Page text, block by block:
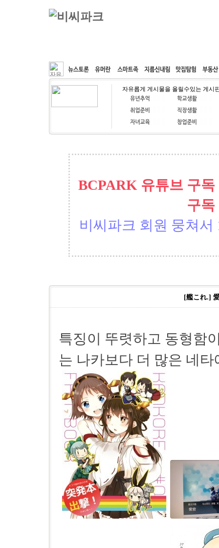
커뮤니티 속도패치 웹호스팅 공동구매
자유롭게 게시물을 올릴수있는 게시
BCPARK 유튜브 구
구독
비씨파크 회원 뭉쳐서
[艦これ.]
특징이 뚜렷하고 동형함
는 나카보다 더 많은 네